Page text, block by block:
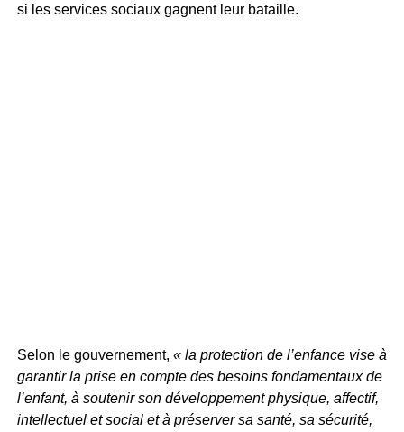
si les services sociaux gagnent leur bataille.
Selon le gouvernement, « la protection de l’enfance vise à
garantir la prise en compte des besoins fondamentaux de
l’enfant, à soutenir son développement physique, affectif,
intellectuel et social et à préserver sa santé, sa sécurité,